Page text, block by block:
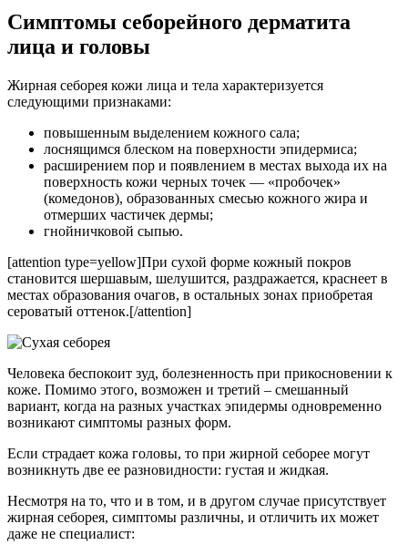
Симптомы себорейного дерматита
лица и головы
Жирная себорея кожи лица и тела характеризуется
следующими признаками:
повышенным выделением кожного сала;
лоснящимся блеском на поверхности эпидермиса;
расширением пор и появлением в местах выхода их на
поверхность кожи черных точек — «пробочек»
(комедонов), образованных смесью кожного жира и
отмерших частичек дермы;
гнойничковой сыпью.
[attention type=yellow]При сухой форме кожный покров
становится шершавым, шелушится, раздражается, краснеет в
местах образования очагов, в остальных зонах приобретая
сероватый оттенок.[/attention]
Человека беспокоит зуд, болезненность при прикосновении к
коже. Помимо этого, возможен и третий – смешанный
вариант, когда на разных участках эпидермы одновременно
возникают симптомы разных форм.
Если страдает кожа головы, то при жирной себорее могут
возникнуть две ее разновидности: густая и жидкая.
Несмотря на то, что и в том, и в другом случае присутствует
жирная себорея, симптомы различны, и отличить их может
даже не специалист: